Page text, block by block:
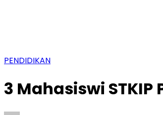
PENDIDIKAN
3 Mahasiswi